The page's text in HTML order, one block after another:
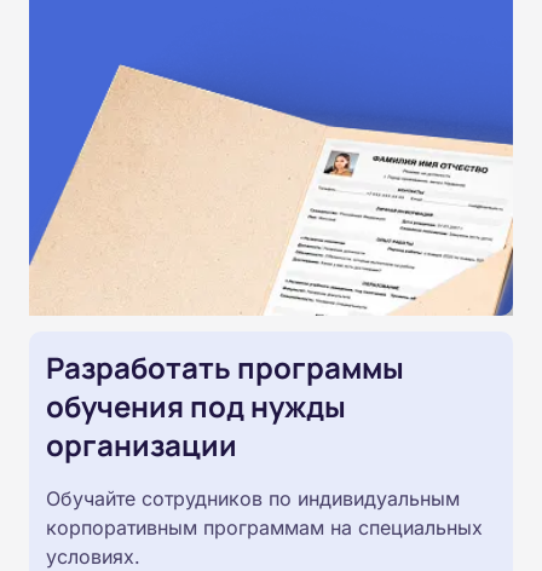
Разработать программы
обучения под нужды
организации
Обучайте сотрудников по индивидуальным
корпоративным программам на специальных
условиях.